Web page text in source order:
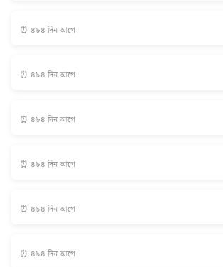
⏰ ৪৮৪ দিন আগে
⏰ ৪৮৪ দিন আগে
⏰ ৪৮৪ দিন আগে
⏰ ৪৮৪ দিন আগে
⏰ ৪৮৪ দিন আগে
⏰ ৪৮৪ দিন আগে